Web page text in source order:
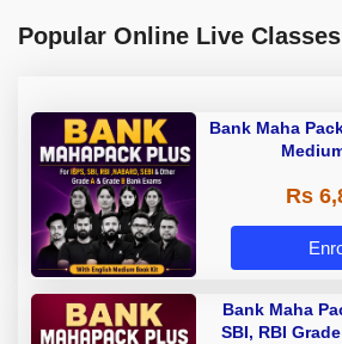
Popular Online Live Classes
Bank Maha
Rs
Bank Maha
SBI, RBI